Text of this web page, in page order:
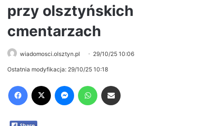
przy olsztyńskich
cmentarzach
wiadomosci.olsztyn.pl 29/10/25 10:06
Ostatnia modyfikacja: 29/10/25 10:18